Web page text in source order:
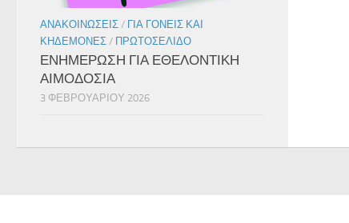
ΑΝΑΚΟΙΝΏΣΕΙΣ / ΓΙΑ ΓΟΝΕΊΣ ΚΑΙ
ΚΗΔΕΜΌΝΕΣ / ΠΡΩΤΟΣΈΛΙΔΟ
ΕΝΗΜΕΡΩΣΗ ΓΙΑ ΕΘΕΛΟΝΤΙΚΗ
ΑΙΜΟΔΟΣΙΑ
3 ΦΕΒΡΟΥΑΡΊΟΥ 2026